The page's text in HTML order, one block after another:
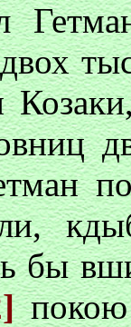
бы
покою